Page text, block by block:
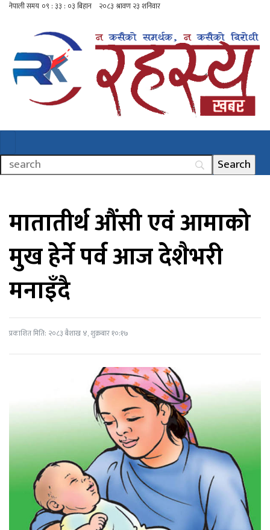
मातातीर्थ औंसी एवं आमाको
मुख हेर्ने पर्व आज देशैभरी
मनाइँदै
प्रकाशित मिति: २०८३ बैशाख ४, शुक्रबार १०:१७